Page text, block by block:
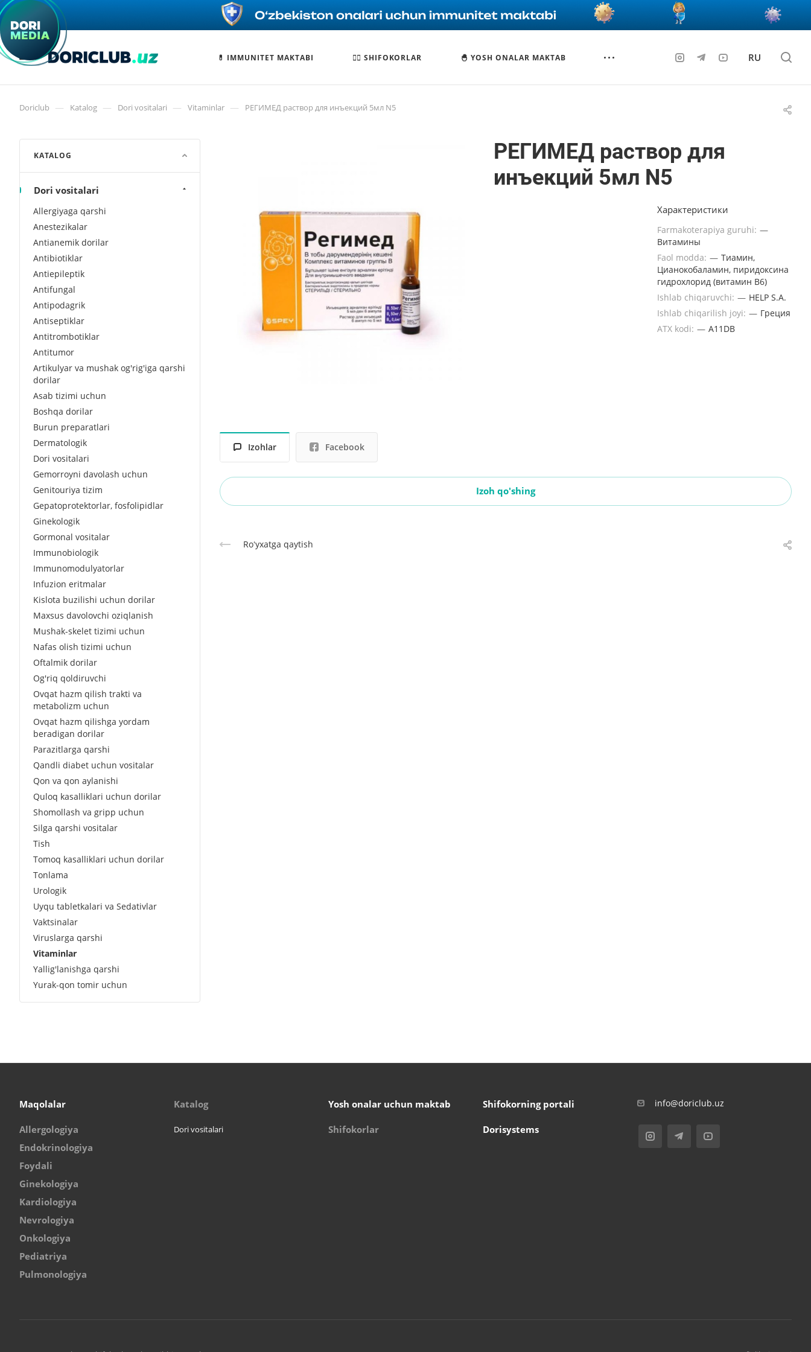
💊 IMMUNITET MAKTABI 🧑‍⚕️ SHIFOKORLAR 🐣 YOSH ONALAR MAKTAB RU
Doriclub — Katalog — Dori vositalari — Vitaminlar — РЕГИМЕД раствор для инъекций 5мл N5
РЕГИМЕД раствор для
инъекций 5мл N5
Характеристики
Farmakoterapiya guruhi: —
Витамины
Faol modda: — Тиамин,
Цианокобаламин, пиридоксина
гидрохлорид (витамин В6)
Ishlab chiqaruvchi: — HELP S.A.
Ishlab chiqarilish joyi: — Греция
ATX kodi: — A11DB
Izohlar Facebook
Izoh qo'shing
Roʻyxatga qaytish
KATALOG
Dori vositalari
Allergiyaga qarshi
Anestezikalar
Antianemik dorilar
Antibiotiklar
Antiepileptik
Antifungal
Antipodagrik
Antiseptiklar
Antitrombotiklar
Antitumor
Artikulyar va mushak og'rig'iga qarshi
dorilar
Asab tizimi uchun
Boshqa dorilar
Burun preparatlari
Dermatologik
Dori vositalari
Gemorroyni davolash uchun
Genitouriya tizim
Gepatoprotektorlar, fosfolipidlar
Ginekologik
Gormonal vositalar
Immunobiologik
Immunomodulyatorlar
Infuzion eritmalar
Kislota buzilishi uchun dorilar
Maxsus davolovchi oziqlanish
Mushak-skelet tizimi uchun
Nafas olish tizimi uchun
Oftalmik dorilar
Og'riq qoldiruvchi
Ovqat hazm qilish trakti va
metabolizm uchun
Ovqat hazm qilishga yordam
beradigan dorilar
Parazitlarga qarshi
Qandli diabet uchun vositalar
Qon va qon aylanishi
Quloq kasalliklari uchun dorilar
Shomollash va gripp uchun
Silga qarshi vositalar
Tish
Tomoq kasalliklari uchun dorilar
Tonlama
Urologik
Uyqu tabletkalari va Sedativlar
Vaktsinalar
Viruslarga qarshi
Vitaminlar
Yallig'lanishga qarshi
Yurak-qon tomir uchun
Maqolalar
Allergologiya
Endokrinologiya
Foydali
Ginekologiya
Kardiologiya
Nevrologiya
Onkologiya
Pediatriya
Pulmonologiya
Katalog
Dori vositalari
Yosh onalar uchun maktab
Shifokorlar
Shifokorning portali
Dorisystems
info@doriclub.uz